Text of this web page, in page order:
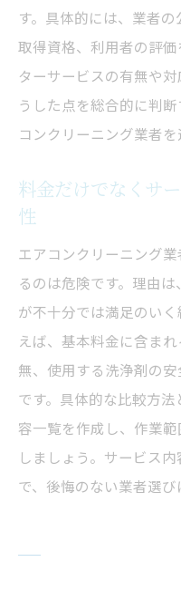
す。具体的には、業者
取得資格、利用者の評
ターサービスの有無や
うした点を総合的に判
コンクリーニング業者を
料金だけでなくサ
性
エアコンクリーニング
るのは危険です。理由
が不十分では満足のい
えば、基本料金に含ま
無、使用する洗浄剤の
です。具体的な比較方
容一覧を作成し、作業
しましょう。サービス
で、後悔のない業者選び